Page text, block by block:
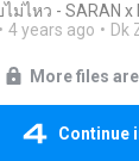
ม่ไหว - SARAN x
4 years ago Dk
More files
Continue